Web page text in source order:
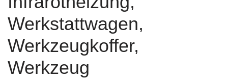
Werkstattwagen,
Werkzeugkoffer,
Werkzeug